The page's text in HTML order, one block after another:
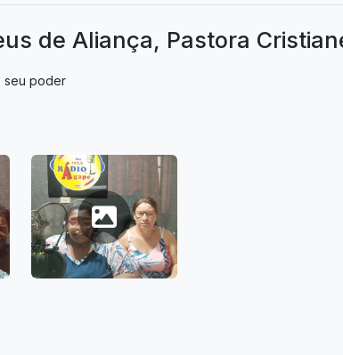
de Aliança, Pastora
seu poder